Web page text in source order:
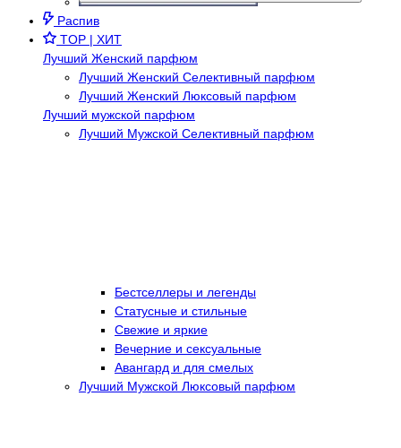
Распив
TOP | ХИТ
Лучший Женский парфюм
Лучший Женский Селективный парфюм
Лучший Женский Люксовый парфюм
Лучший мужской парфюм
Лучший Мужской Селективный парфюм
Бестселлеры и легенды
Статусные и стильные
Свежие и яркие
Вечерние и сексуальные
Авангард и для смелых
Лучший Мужской Люксовый парфюм